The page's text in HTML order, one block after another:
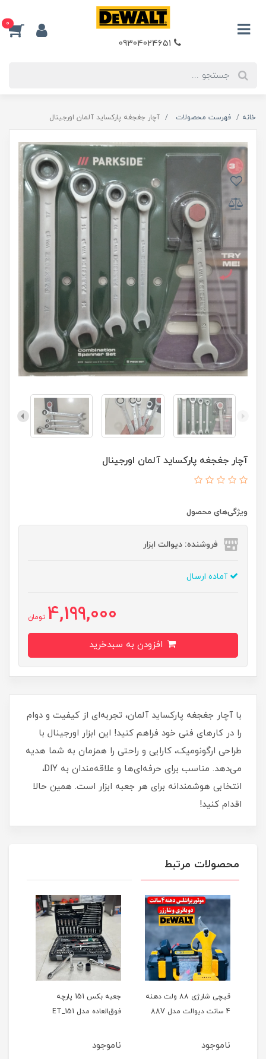
0
خانه فهرست محصولات آچار جغجغه پارکساید آلمان اورجينال
آچار جغجغه پارکساید آلمان اورجينال
ویژگی‌های محصول
فروشنده: دیوالت ابزار
آماده ارسال
4,199,000 تومان
با آچار جغجغه پارکساید آلمان، تجربه‌ای از کیفیت و دوام
را در کارهای فنی خود فراهم کنید! این ابزار اورجینال با
طراحی ارگونومیک، کارایی و راحتی را همزمان به شما هدیه
می‌دهد. مناسب برای حرفه‌ای‌ها و علاقه‌مندان به DIY،
انتخابی هوشمندانه برای هر جعبه ابزار است. همین حالا
اقدام کنید!
محصولات مرتبط
قیچی شارژی 88 ولت دهنه
4 سانت دیوالت مدل 88V
ناموجود
جعبه بکس 151 پارچه
فوق‌العاده مدل ET_151
ناموجود